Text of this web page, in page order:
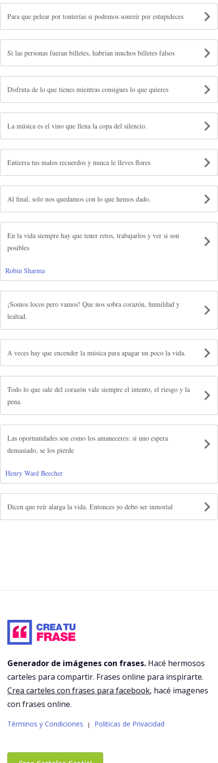
Para que pelear por tonterías si podemos sonreír por estupideces
Si las personas fueran billetes, habrían muchos billetes falsos
Disfruta de lo que tienes mientras consigues lo que quieres
La música es el vino que llena la copa del silencio.
Entierra tus malos recuerdos y nunca le lleves flores
Al final, solo nos quedamos con lo que hemos dado.
En la vida siempre hay que tener retos, trabajarlos y ver si son
posibles
Robin Sharma
¡Somos locos pero vamos! Que nos sobra corazón, humildad y
lealtad.
A veces hay que encender la música para apagar un poco la vida.
Todo lo que sale del corazón vale siempre el intento, el riesgo y la
pena.
Las oportunidades son como los amaneceres: si uno espera
demasiado, se los pierde
Henry Ward Beecher
Dicen que reír alarga la vida. Entonces yo debo ser inmortal
Generador de imágenes con frases. Hacé hermosos
carteles para compartir. Frases online para inspirarte.
Crea carteles con frases para facebook, hacé imagenes
con frases online.
Términos y Condiciones | Politicas de Privacidad